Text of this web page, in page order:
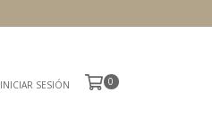
INICIAR SESIÓN 0